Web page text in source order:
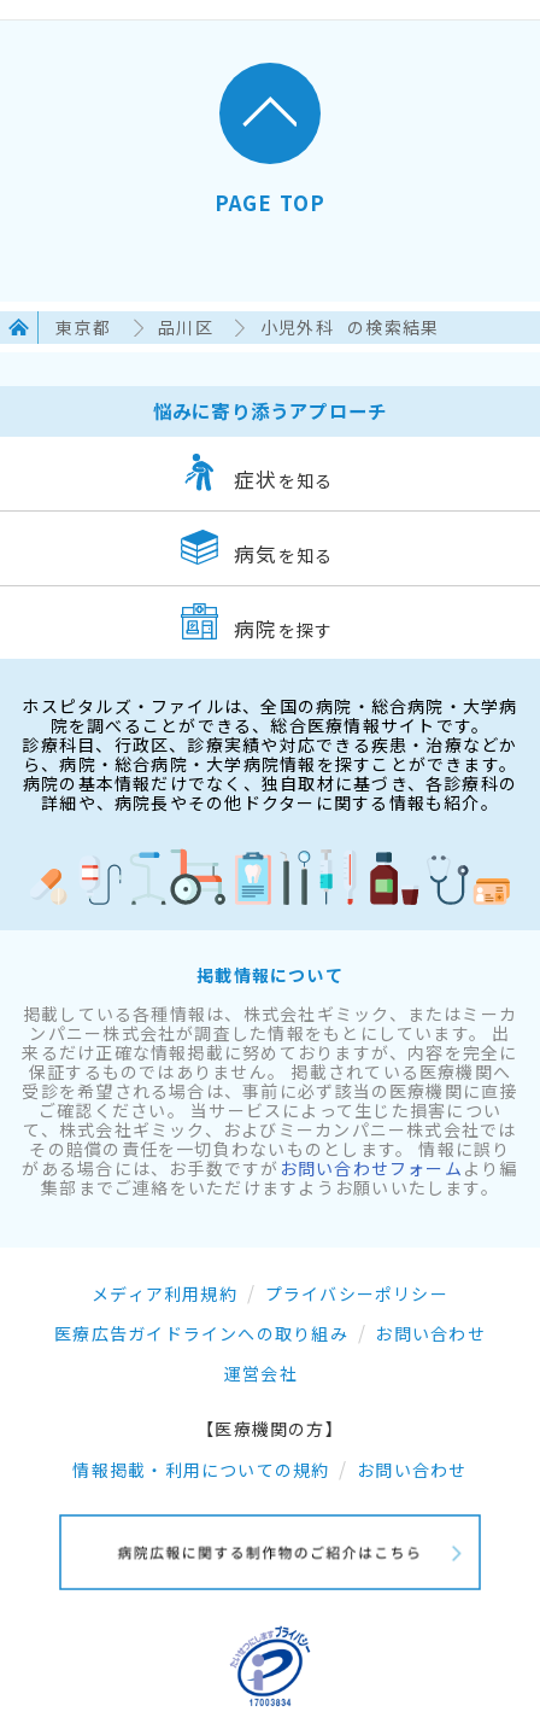
PAGE TOP
東京都 品川区 小児外科 の検索結果
悩みに寄り添うアプローチ
症状 を知る
病気 を知る
病院 を探す
ホスピタルズ・ファイルは、全国の病院・総合病院・大学病
院を調べることができる、総合医療情報サイトです。
診療科目、行政区、診療実績や対応できる疾患・治療などか
ら、病院・総合病院・大学病院情報を探すことができます。
病院の基本情報だけでなく、独自取材に基づき、各診療科の
詳細や、病院長やその他ドクターに関する情報も紹介。
掲載情報について
掲載している各種情報は、株式会社ギミック、またはミーカ
ンパニー株式会社が調査した情報をもとにしています。 出
来るだけ正確な情報掲載に努めておりますが、内容を完全に
保証するものではありません。 掲載されている医療機関へ
受診を希望される場合は、事前に必ず該当の医療機関に直接
ご確認ください。 当サービスによって生じた損害につい
て、株式会社ギミック、およびミーカンパニー株式会社では
その賠償の責任を一切負わないものとします。 情報に誤り
がある場合には、お手数ですが お問い合わせフォーム より編
集部までご連絡をいただけますようお願いいたします。
メディア利用規約
プライバシーポリシー
医療広告ガイドラインへの取り組み
お問い合わせ
運営会社
【医療機関の方】
情報掲載・利用についての規約
お問い合わせ